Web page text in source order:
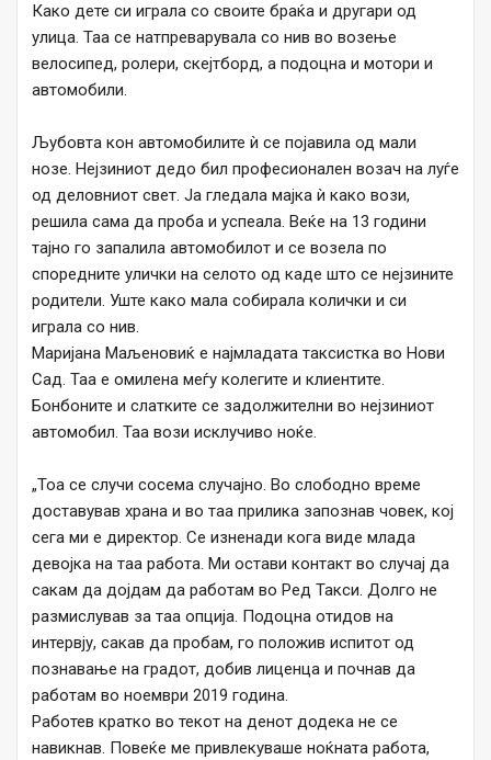
Како дете си играла со своите браќа и другари од
улица. Таа се натпреварувала со нив во возење
велосипед, ролери, скејтборд, а подоцна и мотори и
автомобили.
Љубовта кон автомобилите ѝ се појавила од мали
нозе. Нејзиниот дедо бил професионален возач на луѓе
од деловниот свет. Ја гледала мајка ѝ како вози,
решила сама да проба и успеала. Веќе на 13 години
тајно го запалила автомобилот и се возела по
споредните улички на селото од каде што се нејзините
родители. Уште како мала собирала колички и си
играла со нив.
Маријана Маљеновиќ е најмладата таксистка во Нови
Сад. Таа е омилена меѓу колегите и клиентите.
Бонбоните и слатките се задолжителни во нејзиниот
автомобил. Таа вози исклучиво ноќе.
„Тоа се случи сосема случајно. Во слободно време
доставував храна и во таа прилика запознав човек, кој
сега ми е директор. Се изненади кога виде млада
девојка на таа работа. Ми остави контакт во случај да
сакам да дојдам да работам во Ред Такси. Долго не
размислував за таа опција. Подоцна отидов на
интервју, сакав да пробам, го положив испитот од
познавање на градот, добив лиценца и почнав да
работам во ноември 2019 година.
Работев кратко во текот на денот додека не се
навикнав. Повеќе ме привлекуваше ноќната работа,